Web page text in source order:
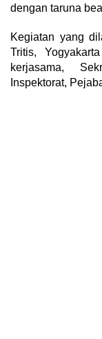
dengan taruna
Kegiatan yang
Tritis,
kerjasama,
Inspektorat,